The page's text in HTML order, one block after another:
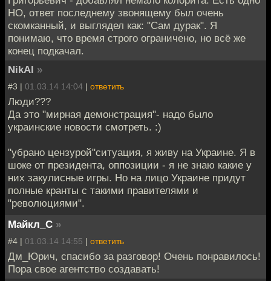
НО, ответ последнему звонящему был очень
скомканный, и выглядел как: "Сам дурак". Я
понимаю, что время строго ограничено, но всё же
конец подкачал.
NikAl »
#3 | 01.03.14 14:04 | ответить
Люди???
Да это "мирная демонстрация"- надо было
украинские новости смотреть. :)
"убрано цензурой"ситуация, я живу на Украине. Я в
шоке от президента, оппозиции - я не знаю какие у
них закулисные игры. Но на лицо Украине придут
полные кранты с такими правителями и
"революциями".
Майкл_С »
#4 | 01.03.14 14:55 | ответить
Дм_Юрич, спасибо за разговор! Очень понравилось!
Пора свое агентство создавать!